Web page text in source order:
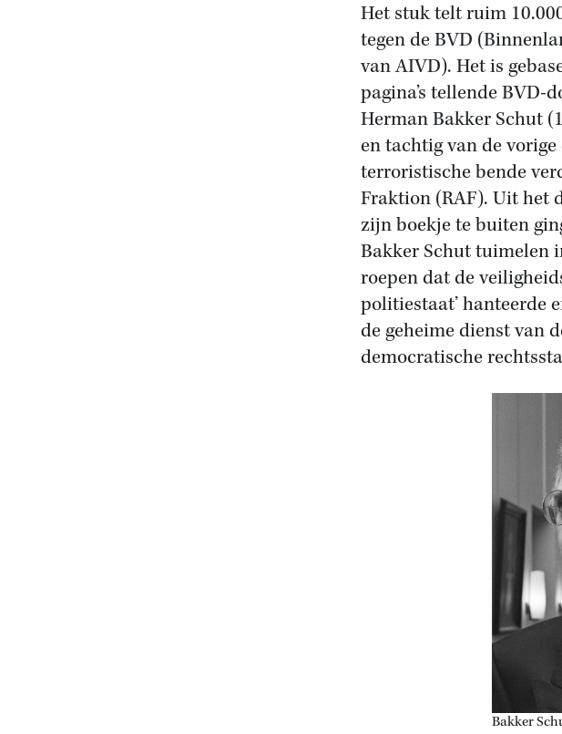
Het stuk telt ruim
tegen de BVD
van AIVD). Het is
pagina’s tellende BVD-
Herman Bakker Schut
en tachtig van de
terroristische bende
Fraktion (RAF). Uit het
zijn boekje te buiten
Bakker Schut tuimelen
roepen dat de
politiestaat’ hanteerde
de geheime dienst van
democratische
Bakker